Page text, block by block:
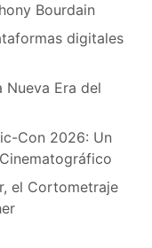
Bourdain
digitales
Nueva Era del
Con 2026: Un
el Cortometraje